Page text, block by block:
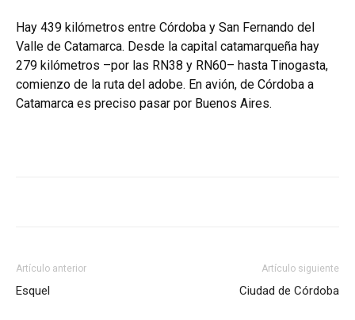
Hay 439 kilómetros entre Córdoba y San Fernando del
Valle de Catamarca. Desde la capital catamarqueña hay
279 kilómetros –por las RN38 y RN60– hasta Tinogasta,
comienzo de la ruta del adobe. En avión, de Córdoba a
Catamarca es preciso pasar por Buenos Aires.
Artículo anterior
Esquel
Artículo siguiente
Ciudad de Córdoba